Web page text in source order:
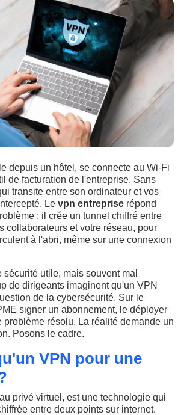
depuis un hôtel, se connecte au Wi-Fi
de facturation de l'entreprise. Sans
transite entre son ordinateur et vos
Le vpn entreprise répond
: il crée un tunnel chiffré entre
collaborateurs et votre réseau, pour
à l'abri, même sur une connexion
utile, mais souvent mal
de dirigeants imaginent qu'un VPN
de la cybersécurité. Sur le
signer un abonnement, le déployer
problème résolu. La réalité demande un
Posons le cadre.
VPN pour une
privé virtuel, est une technologie qui
entre deux points sur internet.